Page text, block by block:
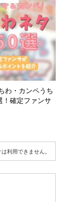
わ・カンペうち
！確定ファンサ
利用できません。